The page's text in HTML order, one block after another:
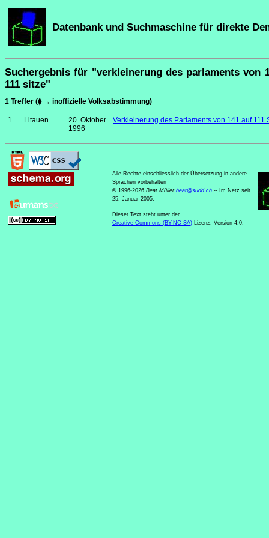
Datenbank und Suchmaschine für direkte
Suchergebnis für "verkleinerung des parlaments von
111 sitze"
1 Treffer (⧫ → inoffizielle Volksabstimmung)
1. Litauen
20. Oktober
1996
Verkleinerung des Parlaments von 141 auf 111
Alle Rechte einschliesslich der Übersetzung in andere
Sprachen vorbehalten
© 1996-2026 Beat Müller beat@sudd.ch -- Im Netz seit
25. Januar 2005.
Dieser Text steht unter der
Creative Commons (BY-NC-SA) Lizenz, Version 4.0.